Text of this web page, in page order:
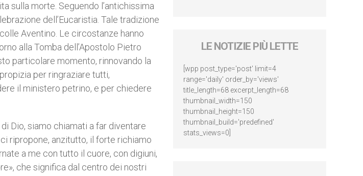
sulla morte. Seguendo l’antichissima
dell’Eucaristia. Tale tradizione
Aventino. Le circostanze hanno
alla Tomba dell’Apostolo Pietro
particolare momento, rinnovando la
per ringraziare tutti,
il ministero petrino, e per chiedere
Dio, siamo chiamati a far diventare
ripropone, anzitutto, il forte richiamo
a me con tutto il cuore, con digiuni,
che significa dal centro dei nostri
LE NOTIZIE PIÙ LETTE
[wpp post_type='post' limit=4
range='daily' order_by='views'
title_length=68 excerpt_length=68
thumbnail_width=150
thumbnail_height=150
thumbnail_build='predefined'
stats_views=0]